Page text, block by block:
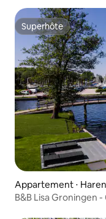
Superhôte
Superhôte
Appartement ⋅ Haren
B&B Lisa Groningen